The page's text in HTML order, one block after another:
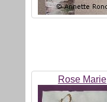
Rose Marie